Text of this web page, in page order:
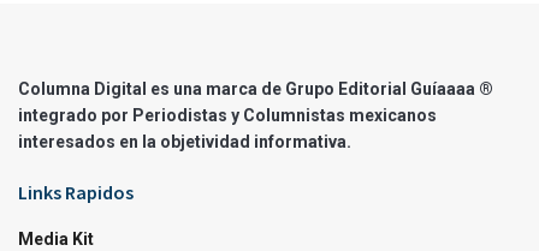
Columna Digital es una marca de Grupo Editorial Guíaaaa ®
integrado por Periodistas y Columnistas mexicanos
interesados en la objetividad informativa.
Links Rapidos
Media Kit